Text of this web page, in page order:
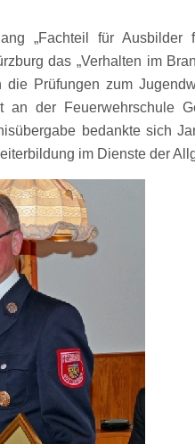
„Fachteil für Ausbilder
das „Verhalten im
Prüfungen zum
der Feuerwehrschule
bedankte sich
im Dienste der